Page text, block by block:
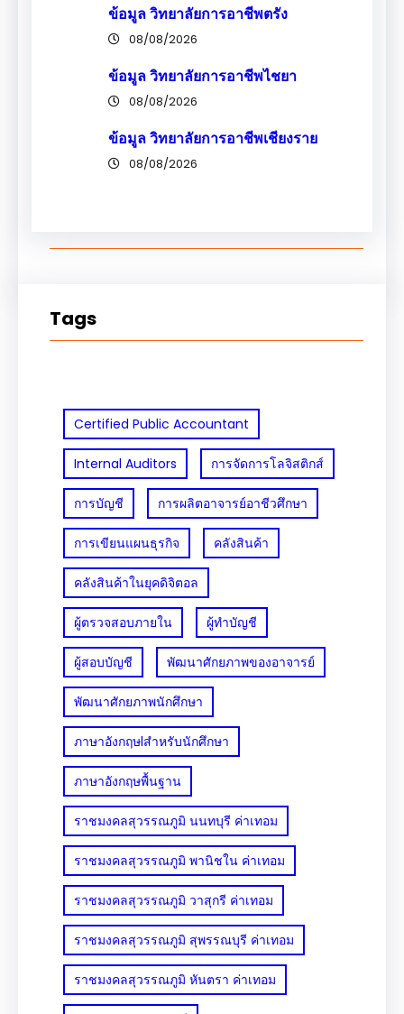
ข้อมูล วิทยาลัยการอาชีพตรัง
08/08/2026
ข้อมูล วิทยาลัยการอาชีพไชยา
08/08/2026
ข้อมูล วิทยาลัยการอาชีพเชียงราย
08/08/2026
Tags
Certified Public Accountant
Internal Auditors การจัดการโลจิสติกส์
การบัญชี การผลิตอาจารย์อาชีวศึกษา
การเขียนแผนธุรกิจ คลังสินค้า
คลังสินค้าในยุคดิจิตอล
ผู้ตรวจสอบภายใน ผู้ทำบัญชี
ผู้สอบบัญชี พัฒนาศักยภาพของอาจารย์
พัฒนาศักยภาพนักศึกษา
ภาษาอังกฤษlสำหรับนักศึกษา
ภาษาอังกฤษพื้นฐาน
ราชมงคลสุวรรณภูมิ นนทบุรี ค่าเทอม
ราชมงคลสุวรรณภูมิ พานิชใน ค่าเทอม
ราชมงคลสุวรรณภูมิ วาสุกรี ค่าเทอม
ราชมงคลสุวรรณภูมิ สุพรรณบุรี ค่าเทอม
ราชมงคลสุวรรณภูมิ หันตรา ค่าเทอม